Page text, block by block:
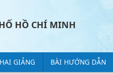
HỒ CHÍ MINH
GIẢNG BÀI HƯỚNG DẪN